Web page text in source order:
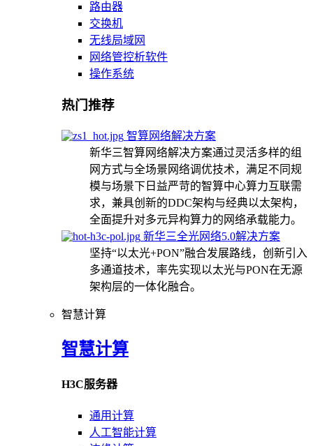
路由器
交换机
无线局域网
网络管控析软件
操作系统
热门推荐
智算网络解决方案
新华三智算网络解决方案通过灵活多样的组
网方式与全场景网络调优技术，满足不同规
模与场景下日益严苛的智算中心算力互联需
求，兼具创新的DDC架构与经典以太架构，
全面提升对多元异构算力的网络承载能力。
新华三全光网络5.0解决方案
坚持“以太光+PON”融合发展路线，创新引入
多通道技术，率先实现以太光与PON在无源
架构层的一体化融合。
智慧计算
智慧计算
H3C服务器
通用计算
人工智能计算